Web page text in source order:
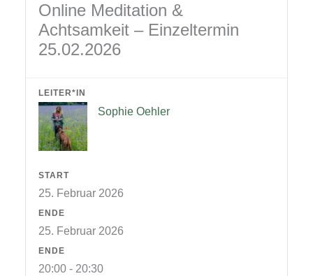
LEITER*IN
Sophie Oehler
START
25. Februar 2026
ENDE
25. Februar 2026
ENDE
20:00 - 20:30
Online Meditation &
Achtsamkeit – Einzeltermin
25.02.2026